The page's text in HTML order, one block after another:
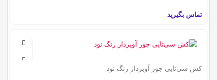
تماس بگیرید
کش سی‌تایی جور آویزدار رنگ نود